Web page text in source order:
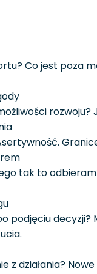
Co jest poza
tak to
podjęciu
z działania?